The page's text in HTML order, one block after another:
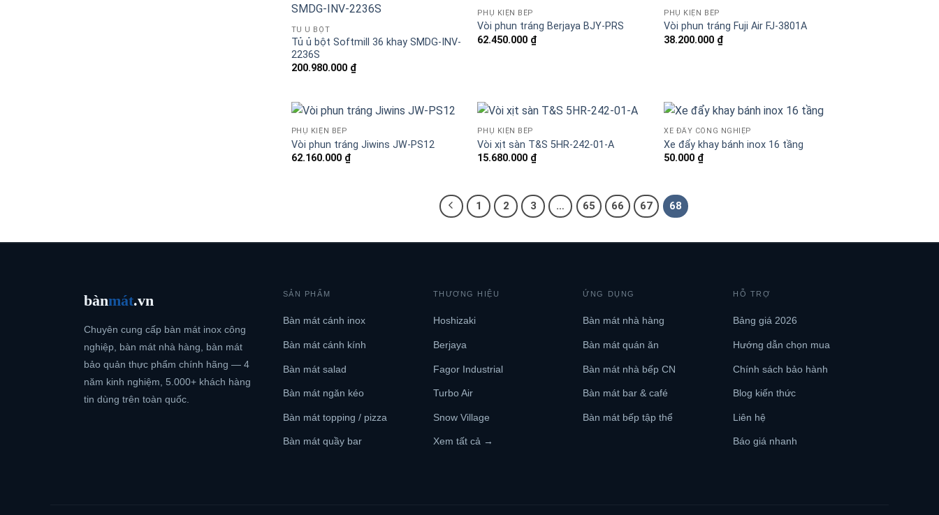
TỦ Ủ BỘT
Tủ ủ bột Softmill 36 khay SMDG-INV-
2236S
200.980.000 ₫
PHỤ KIỆN BẾP
Vòi phun tráng Berjaya BJY-PRS
62.450.000 ₫
PHỤ KIỆN BẾP
Vòi phun tráng Fuji Air FJ-3801A
38.200.000 ₫
PHỤ KIỆN BẾP
Vòi phun tráng Jiwins JW-PS12
62.160.000 ₫
PHỤ KIỆN BẾP
Vòi xịt sàn T&S 5HR-242-01-A
15.680.000 ₫
XE ĐẨY CÔNG NGHIỆP
Xe đẩy khay bánh inox 16 tầng
50.000 ₫
1 2 3 … 65 66 67 68
bànmát.vn
Chuyên cung cấp bàn mát inox công
nghiệp, bàn mát nhà hàng, bàn mát
bảo quản thực phẩm chính hãng — 4
năm kinh nghiệm, 5.000+ khách hàng
tin dùng trên toàn quốc.
SẢN PHẨM
Bàn mát cánh inox
Bàn mát cánh kính
Bàn mát salad
Bàn mát ngăn kéo
Bàn mát topping / pizza
Bàn mát quầy bar
THƯƠNG HIỆU
Hoshizaki
Berjaya
Fagor Industrial
Turbo Air
Snow Village
Xem tất cả →
ỨNG DỤNG
Bàn mát nhà hàng
Bàn mát quán ăn
Bàn mát nhà bếp CN
Bàn mát bar & café
Bàn mát bếp tập thể
HỖ TRỢ
Bảng giá 2026
Hướng dẫn chọn mua
Chính sách bảo hành
Blog kiến thức
Liên hệ
Báo giá nhanh